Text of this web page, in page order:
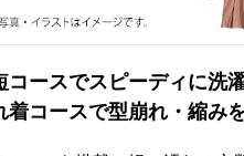
コースでスピーディに洗
着コースで型崩れ・縮み